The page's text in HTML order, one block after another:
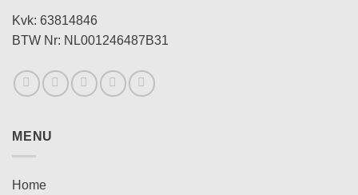
Kvk: 63814846
BTW Nr: NL001246487B31
MENU
Home